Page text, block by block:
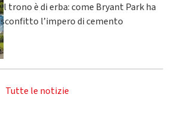
Il trono è di erba: come Bryant Park ha
sconfitto l’impero di cemento
Tutte le notizie